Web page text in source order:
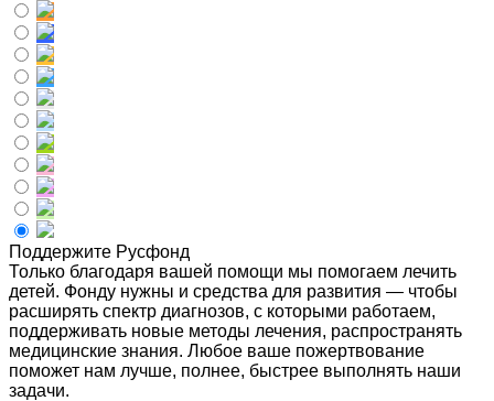
Поддержите Русфонд
Только благодаря вашей помощи мы помогаем лечить
детей. Фонду нужны и средства для развития — чтобы
расширять спектр диагнозов, с которыми работаем,
поддерживать новые методы лечения, распространять
медицинские знания. Любое ваше пожертвование
поможет нам лучше, полнее, быстрее выполнять наши
задачи.